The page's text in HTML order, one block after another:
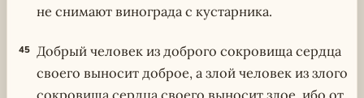
не снимают винограда с кустарника.
45 Добрый человек из доброго сокровища сердца
своего выносит доброе, а злой человек из злого
сокровища сердца своего выносит злое, ибо от